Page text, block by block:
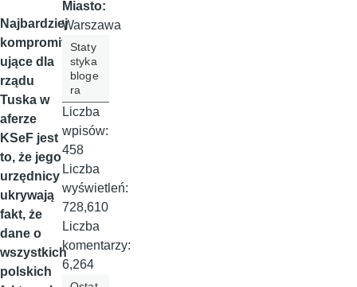
Najbardziej
kompromit
ujące dla
rządu
Tuska w
aferze
KSeF jest
to, że jego
urzędnicy
ukrywają
fakt, że
dane o
wszystkich
polskich
Miasto:
Warszawa
Staty
styka
bloge
ra
Liczba
wpisów:
458
Liczba
wyświetleń:
728,610
Liczba
komentarzy:
6,264